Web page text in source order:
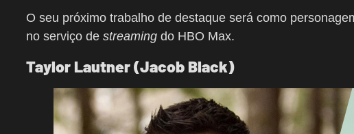
O seu próximo trabalho de destaque será como
no serviço de streaming do HBO Max.
Taylor Lautner (Jacob Black)